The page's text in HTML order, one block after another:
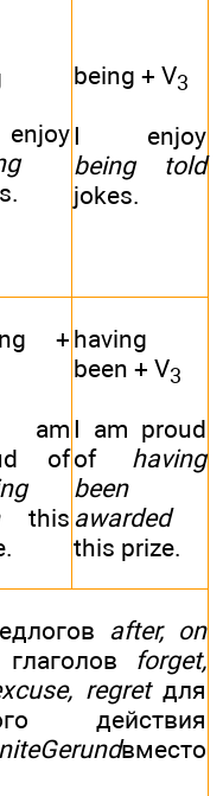
being + V3
I enjoy
being told
jokes.
+
of
this
having
been + V3
I am proud
of having
been
awarded
this prize.
after, on
forget,
regretдля
действия
вместо